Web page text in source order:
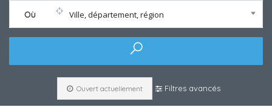
Où Ville, département, région
Ouvert actuellement Filtres avancés